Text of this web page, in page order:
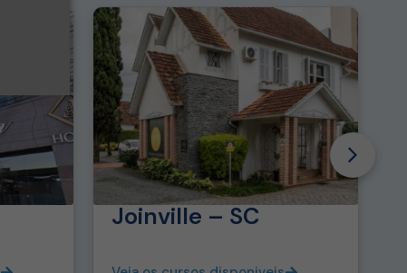
Joinville – SC